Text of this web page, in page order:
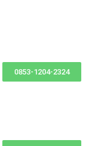
0853-1204-2324